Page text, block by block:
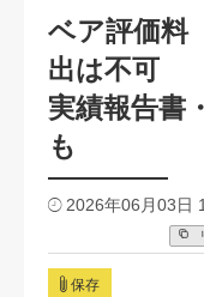
ベア評価料
出は不可
実績報告書
も
2026年06月03日
保存